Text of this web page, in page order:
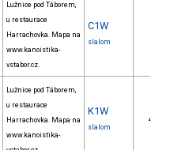
Lužnice pod Táborem,
u restaurace
Harrachovka. Mapa na
www.kanoistika-
vstabor.cz.
C1W
slalom
Lužnice pod Táborem,
u restaurace
Harrachovka. Mapa na
www.kanoistika-
K1W
slalom
4.